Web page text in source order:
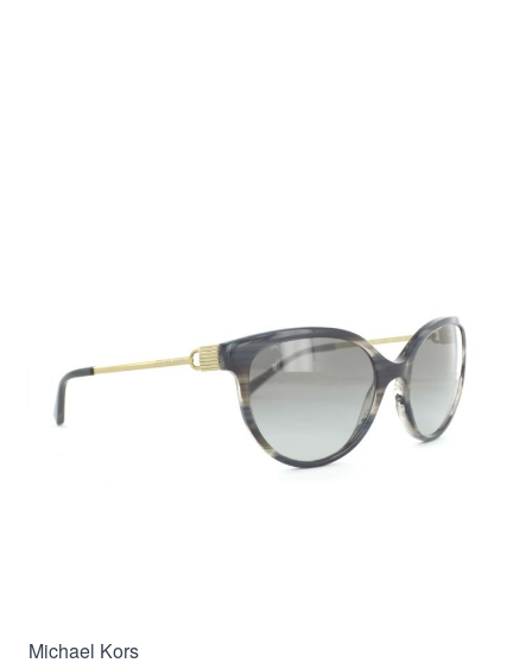
Versandkosten
Menge
Michael Kors